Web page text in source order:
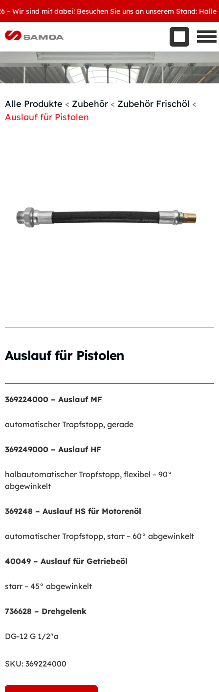
Wir sind mit dabei! Besuchen Sie uns an unserem Stand: Halle 8,
Aktuelles
Kontakt
Handelspartner werden
Alle Produkte < Zubehör < Zubehör Frischöl <
Auslauf für Pistolen
Auslauf für Pistolen
369224000 – Auslauf MF
automatischer Tropfstopp, gerade
369249000 – Auslauf HF
halbautomatischer Tropfstopp, flexibel – 90°
abgewinkelt
369248 – Auslauf HS für Motorenöl
automatischer Tropfstopp, starr – 60° abgewinkelt
40049 – Auslauf für Getriebeöl
starr – 45° abgewinkelt
736628 – Drehgelenk
DG-12 G 1/2″a
SKU: 369224000